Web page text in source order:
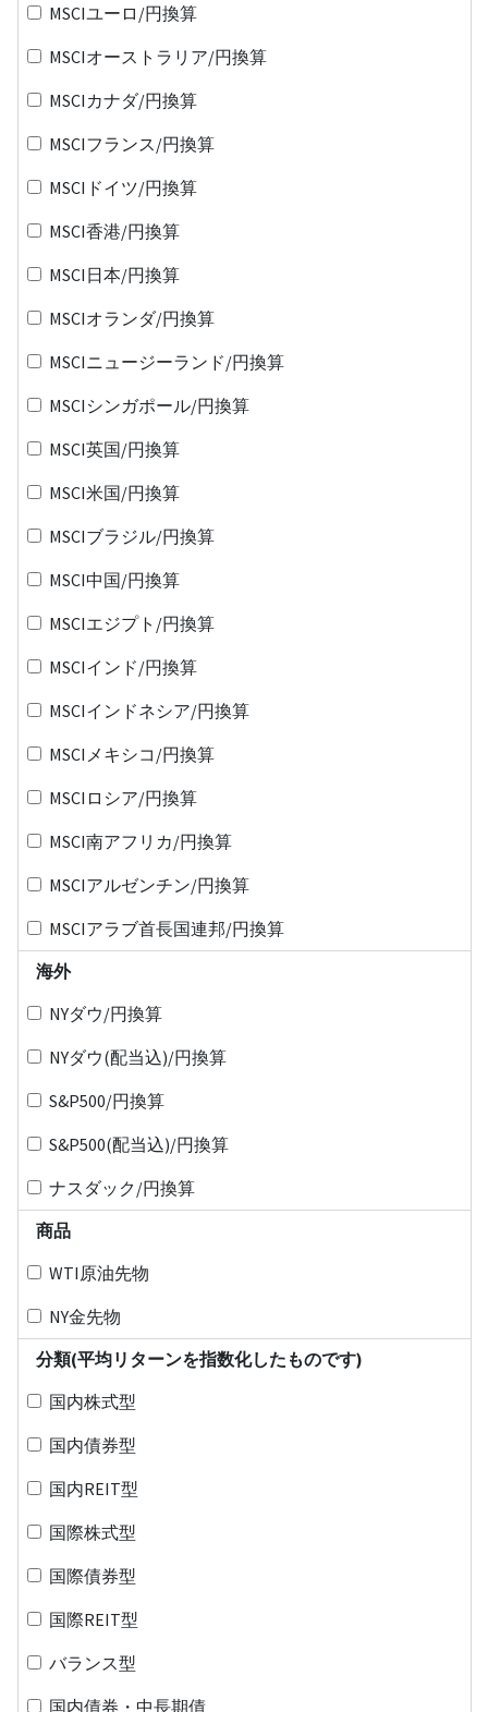
MSCIユーロ/円換算
MSCIオーストラリア/円換算
MSCIカナダ/円換算
MSCIフランス/円換算
MSCIドイツ/円換算
MSCI香港/円換算
MSCI日本/円換算
MSCIオランダ/円換算
MSCIニュージーランド/円換算
MSCIシンガポール/円換算
MSCI英国/円換算
MSCI米国/円換算
MSCIブラジル/円換算
MSCI中国/円換算
MSCIエジプト/円換算
MSCIインド/円換算
MSCIインドネシア/円換算
MSCIメキシコ/円換算
MSCIロシア/円換算
MSCI南アフリカ/円換算
MSCIアルゼンチン/円換算
MSCIアラブ首長国連邦/円換算
海外
NYダウ/円換算
NYダウ(配当込)/円換算
S&P500/円換算
S&P500(配当込)/円換算
ナスダック/円換算
商品
WTI原油先物
NY金先物
分類(平均リターンを指数化したものです)
国内株式型
国内債券型
国内REIT型
国際株式型
国際債券型
国際REIT型
バランス型
国内債券・中長期債